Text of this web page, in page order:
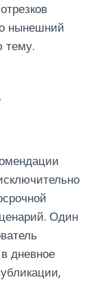
нынешний
тему.
Один
дневное